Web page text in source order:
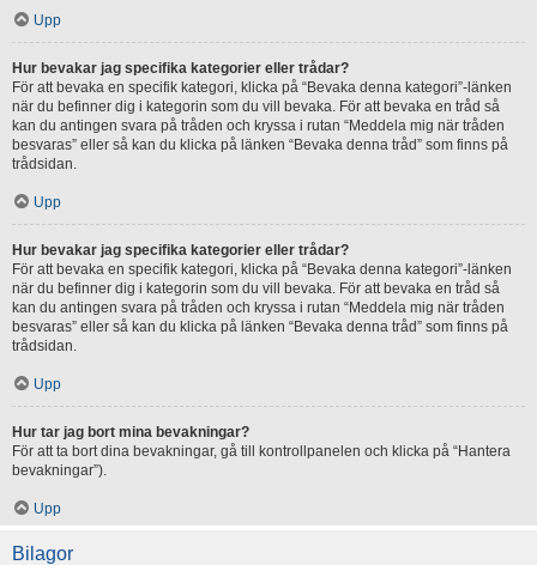
Upp
Hur bevakar jag specifika kategorier eller trådar?
För att bevaka en specifik kategori, klicka på “Bevaka denna kategori”-länken
när du befinner dig i kategorin som du vill bevaka. För att bevaka en tråd så
kan du antingen svara på tråden och kryssa i rutan “Meddela mig när tråden
besvaras” eller så kan du klicka på länken “Bevaka denna tråd” som finns på
trådsidan.
Upp
Hur bevakar jag specifika kategorier eller trådar?
För att bevaka en specifik kategori, klicka på “Bevaka denna kategori”-länken
när du befinner dig i kategorin som du vill bevaka. För att bevaka en tråd så
kan du antingen svara på tråden och kryssa i rutan “Meddela mig när tråden
besvaras” eller så kan du klicka på länken “Bevaka denna tråd” som finns på
trådsidan.
Upp
Hur tar jag bort mina bevakningar?
För att ta bort dina bevakningar, gå till kontrollpanelen och klicka på “Hantera
bevakningar”).
Upp
Bilagor